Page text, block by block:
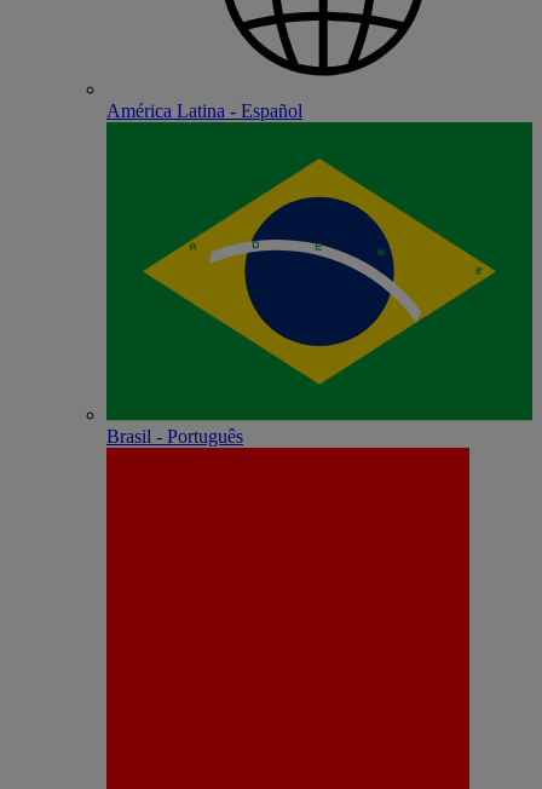
América Latina - Español
Brasil - Português